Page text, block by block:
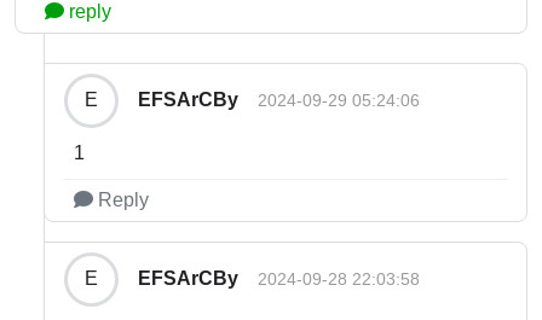
reply
E EFSArCBy 2024-09-29 05:24:06
1
Reply
E EFSArCBy 2024-09-28 22:03:58